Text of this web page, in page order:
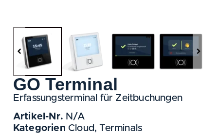
GO Terminal
Erfassungsterminal für Zeitbuchungen
Artikel-Nr. N/A
Kategorien Cloud ,Terminals